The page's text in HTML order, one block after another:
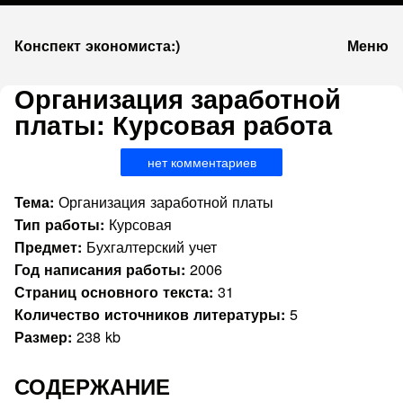
Конспект экономиста:) Меню
Организация заработной
платы: Курсовая работа
нет комментариев
Тема: Организация заработной платы
Тип работы: Курсовая
Предмет: Бухгалтерский учет
Год написания работы: 2006
Страниц основного текста: 31
Количество источников литературы: 5
Размер: 238 kb
СОДЕРЖАНИЕ